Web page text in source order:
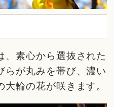
、素心から選抜された
らが丸みを帯び、濃い
輪の花が咲きます。